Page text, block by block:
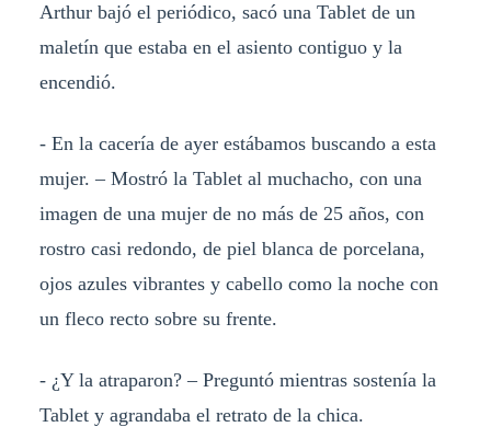
Arthur bajó el periódico, sacó una Tablet de un
maletín que estaba en el asiento contiguo y la
encendió.
- En la cacería de ayer estábamos buscando a esta
mujer. – Mostró la Tablet al muchacho, con una
imagen de una mujer de no más de 25 años, con
rostro casi redondo, de piel blanca de porcelana,
ojos azules vibrantes y cabello como la noche con
un fleco recto sobre su frente.
- ¿Y la atraparon? – Preguntó mientras sostenía la
Tablet y agrandaba el retrato de la chica.